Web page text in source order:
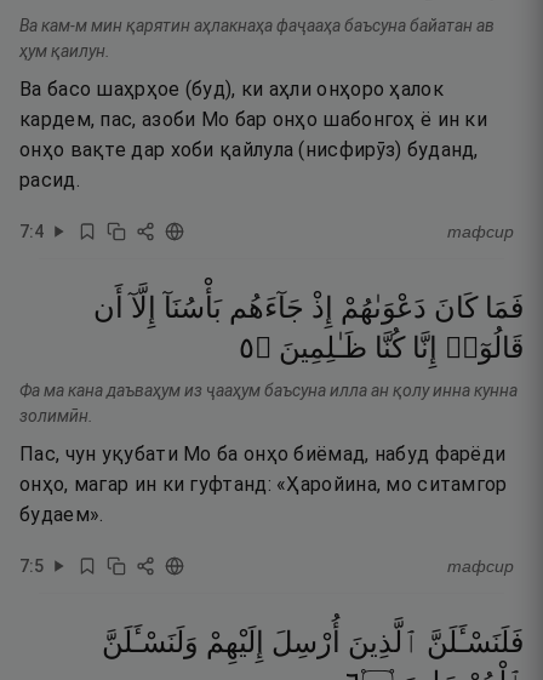
Ва кам-м мин қарятин аҳлакнаҳа фаҷааҳа баъсуна байатан ав
ҳум қаилун.
Ва басо шаҳрҳое (буд), ки аҳли онҳоро ҳалок
кардем, пас, азоби Мо бар онҳо шабонгоҳ ё ин ки
онҳо вақте дар хоби қайлула (нисфирӯз) буданд,
расид.
7:4 тафсир
فَمَا كَانَ دَعْوَىٰهُمْ إِذْ جَآءَهُم بَأْسُنَآ إِلَّآ
أَن
قَالُوٓا۟ إِنَّا كُنَّا ظَـٰلِمِينَ ۝٥
Фа ма кана даъваҳум из ҷааҳум баъсуна илла ан қолу инна кунна
золимӣн.
Пас, чун уқубати Мо ба онҳо биёмад, набуд фарёди
онҳо, магар ин ки гуфтанд: «Ҳаройина, мо ситамгор
будаем».
7:5 тафсир
فَلَنَسْـَٔلَنَّ ٱلَّذِينَ أُرْسِلَ إِلَيْهِمْ وَلَنَسْـَٔلَنَّ